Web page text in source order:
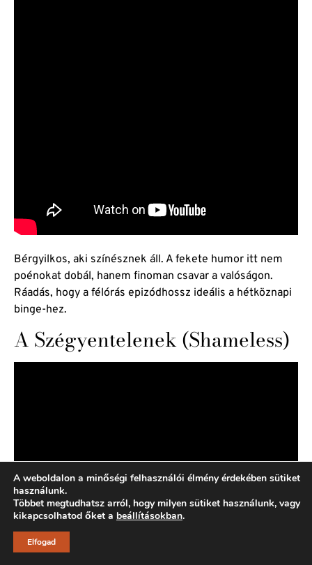
Bérgyilkos, aki színésznek áll. A fekete humor itt nem
poénokat dobál, hanem finoman csavar a valóságon.
Ráadás, hogy a félórás epizódhossz ideális a hétköznapi
binge-hez.
A Szégyentelenek (Shameless)
A weboldalon a minőségi felhasználói élmény érdekében sütiket
használunk.
Többet megtudhatsz arról, hogy milyen sütiket használunk, vagy
kikapcsolhatod őket a beállításokban.
Elfogad